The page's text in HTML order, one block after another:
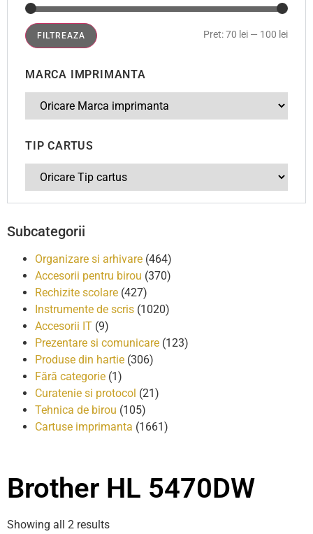
FILTREAZA Pret:70 lei — 100 lei
MARCA IMPRIMANTA
TIP CARTUS
Subcategorii
Organizare si arhivare (464)
Accesorii pentru birou (370)
Rechizite scolare (427)
Instrumente de scris (1020)
Accesorii IT (9)
Prezentare si comunicare (123)
Produse din hartie (306)
Fără categorie (1)
Curatenie si protocol (21)
Tehnica de birou (105)
Cartuse imprimanta (1661)
Brother HL 5470DW
Showing all 2 results